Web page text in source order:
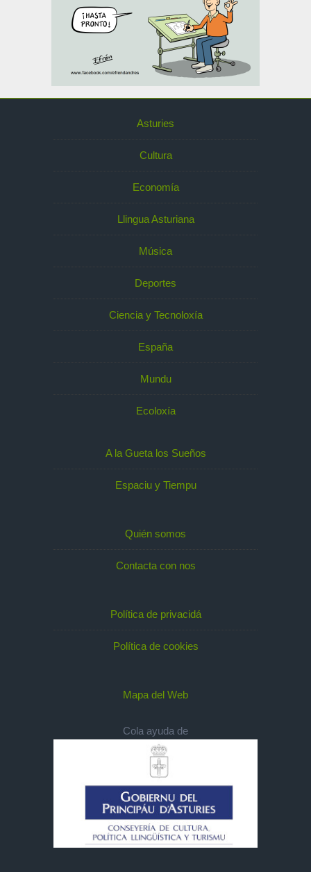
Asturies
Cultura
Economía
Llingua Asturiana
Música
Deportes
Ciencia y Tecnoloxía
España
Mundu
Ecoloxía
A la Gueta los Sueños
Espaciu y Tiempu
Quién somos
Contacta con nos
Política de privacidá
Política de cookies
Mapa del Web
Cola ayuda de